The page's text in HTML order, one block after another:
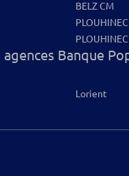
BELZ CM
PLOUHINEC
agences Banque
Lorient